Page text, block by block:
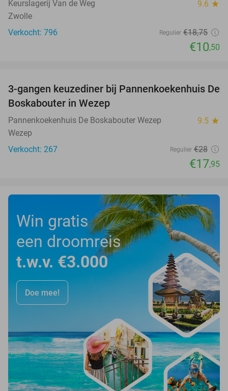
Keurslagerij Van de Weg 9.6 star
Zwolle
Verkocht: 796
Regulier €18,75
€10,50
36%
3-gangen keuzediner bij Pannenkoekenhuis De
Boskabouter in Wezep
Pannenkoekenhuis De Boskabouter Wezep 9.5 star
Wezep
Verkocht: 267
Regulier €28
€17,95
Win gratis
een droomreis
t.w.v. €3.000
Doe mee!